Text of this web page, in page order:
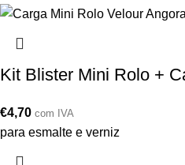
Kit Blister Mini Rolo +
€4,70 com IVA
para esmalte e verniz